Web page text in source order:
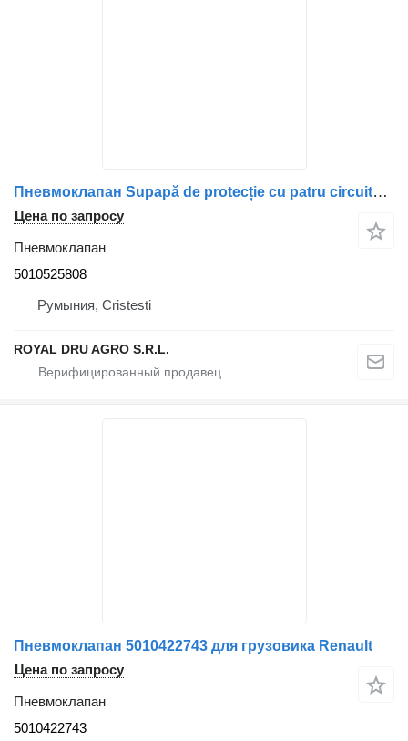
Пневмоклапан Supapă de protecție cu patru circuite pentru uscător de aer 5010525808 для грузовика Renault
Цена по запросу
Пневмоклапан
5010525808
Румыния, Cristesti
ROYAL DRU AGRO S.R.L.
Пневмоклапан 5010422743 для грузовика Renault
Цена по запросу
Пневмоклапан
5010422743